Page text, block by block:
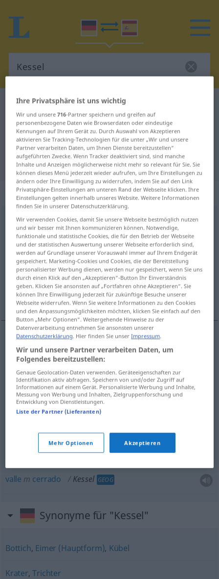
Deutsch-Spanisch Wörterbuch
Deutsch-Spanisch Übersetzung für
"Kessel"
"Kessel" Spanisch Übersetzung
„Kessel“: Maskulinum
Kessel [ˈkɛsəl]m <Kessels;Kessel>
Übersicht aller Übersetzungen
(Für mehr Details die Übersetzung anklicken/antippen)
hervidor, olla, marmita caldera
valle cerrado
hervidorm Kessel(≈ Wasserkessel)
ollaf Kessel(≈ großer Topf)
marmitaf Kessel (≈ großer Topf)
valle m cerrado Kessel GEOG
Synonyme für "Kessel"
Bottich, Eimer (Hauptform), Kübel
Krater,Trichter
Ihre Privatsphäre ist uns wichtig
Wir und unsere716-Partner speichern und greifen auf
personenbezogene Daten wie Browserdaten oder eindeutige
Kennungen auf Ihrem Gerät zu. Durch Auswahl von Akzeptieren
aktivieren Sie Tracking-Technologien für die unter „Wir und unsere
Partner verarbeiten Daten, um Ihnen Dienste bereitzustellen“
aufgeführten Zwecke. Wenn Tracker deaktiviert sind, sind manche
Inhalte und Anzeigen möglicherweise nicht mehr so relevant für Sie. Sie
können dieses Menü jederzeit wieder aufrufen, um Ihre Einstellungen zu
ändern oder Ihre Einwilligung zu widerrufen, indem Sie auf den Link
Privatsphäre-Einstellungen am unteren Rand der Webseite klicken. Ihre
Einstellungen gelten innerhalb unseres Website. Weitere Informationen
finden Sie in unserer Datenschutzerklärung.
Wir verwenden Cookies, damit Sie unsere Webseite bestmöglich nutzen
und wir besser mit Ihnen kommunizieren können. Notwendige,
funktionale und statistische Cookies, die für den Betrieb der Webseite
und der statistischen Auswertung unserer Webseite erforderlich sind,
werden auf Grundlage unserer Vorauswahl immer auf Ihrem Endgerät
gespeichert. Marketing-Cookies und Cookies, die der Bereitstellung
personalisierter Werbung dienen, werden nur gespeichert, wenn Sie uns
durch einen Klick auf den „Akzeptieren“-Button Ihr Einverständnis
geben. Klicken Sie ansonsten auf „Fortfahren ohne Akzeptieren“. Sie
können Ihre Einwilligung jederzeit für zukünftige Besuche unserer
Webseite widerrufen. Wenn Sie weitere Informationen zu den Cookies
und den Anpassungsmöglichkeiten möchten, klicken Sie einfach auf den
Button „Mehr Optionen“. Weitergehende Hinweise zu der
Datenverarbeitung entnehmen Sie ansonsten unserer
Datenschutzerklärung. Hier finden Sie unserImpressum.
Wir und unsere Partner verarbeiten Daten, um
Folgendes bereitzustellen:
Genaue Geolocation-Daten verwenden. Geräteeigenschaften zur
Identifikation aktiv abfragen. Speichern von und/oder Zugriff auf
Informationen auf einem Gerät. Personalisierte Werbung und Inhalte,
Messung von Werbung und Inhalten, Zielgruppenforschung und
Entwicklung von Dienstleistungen.
Liste der Partner (Lieferanten)
Mehr Optionen Akzeptieren